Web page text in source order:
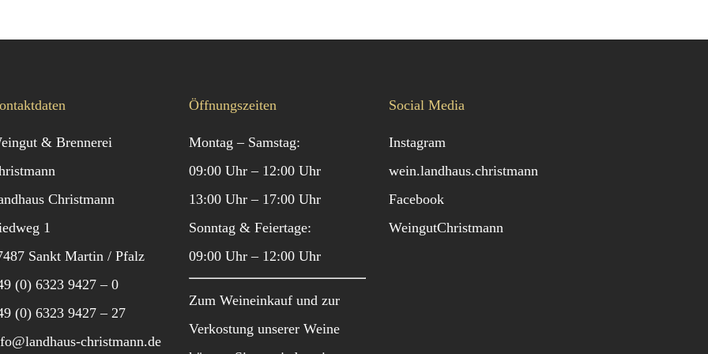
& Brennerei
Christmann
1
Sankt Martin / Pfalz
(0) 6323 9427 – 0
(0) 6323 9427 – 27
christmann.de
Öffnungszeiten
Montag – Samstag:
09:00 Uhr – 12:00 Uhr
13:00 Uhr – 17:00 Uhr
Sonntag & Feiertage:
09:00 Uhr – 12:00 Uhr
Zum Weineinkauf und zur
Verkostung unserer Weine
Social Media
Instagram
wein.landhaus.christmann
Facebook
WeingutChristmann